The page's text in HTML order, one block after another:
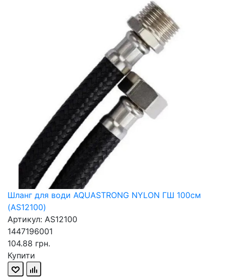
Шланг для води AQUASTRONG NYLON ГШ 100см
(AS12100)
Артикул: AS12100
1447196001
104.88 грн.
Купити